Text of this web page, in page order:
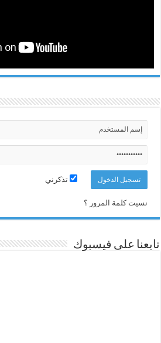
تذكرني
نسيت كلمة المرور ؟
تابعنا على فيسبوك